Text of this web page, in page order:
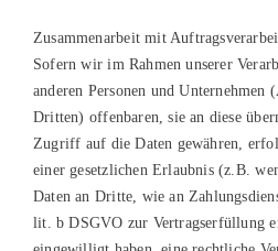
Zusammenarbeit mit
Sofern wir im Rahmen unserer
anderen Personen und Unternehmen
Dritten) offenbaren, sie an diese
Zugriff auf die Daten gewähren,
einer gesetzlichen Erlaubnis (z.B.
Daten an Dritte, wie an
lit. b DSGVO zur Vertragserfüllung